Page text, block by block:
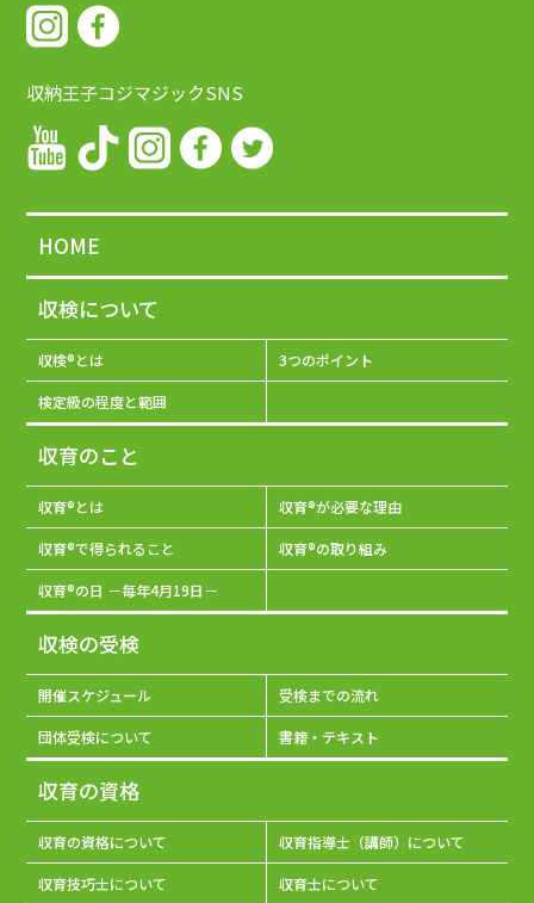
収納王子コジマジックSNS
HOME
収検について
収検®とは 3つのポイント
検定級の程度と範囲
収育のこと
収育®とは 収育®が必要な理由
収育®で得られること 収育®の取り組み
収育®の日 －毎年4月19日－
収検の受検
開催スケジュール 受検までの流れ
団体受検について 書籍・テキスト
収育の資格
収育の資格について 収育指導士（講師）について
収育技巧士について 収育士について